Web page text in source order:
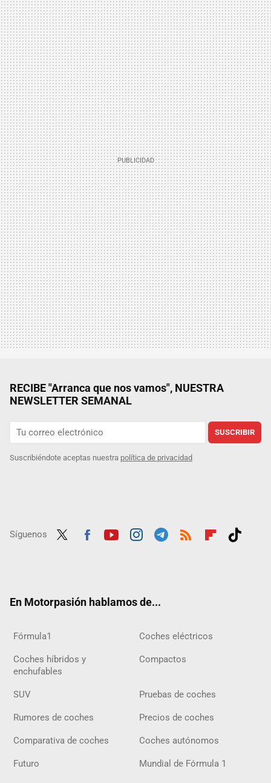
RECIBE "Arranca que nos vamos", NUESTRA
NEWSLETTER SEMANAL
SUSCRIBIR
Suscribiéndote aceptas nuestra política de privacidad
Síguenos
En Motorpasión hablamos de...
Fórmula1 Coches eléctricos
Coches híbridos y
enchufables
Compactos
SUV Pruebas de coches
Rumores de coches Precios de coches
Comparativa de coches Coches autónomos
Futuro Mundial de Fórmula 1